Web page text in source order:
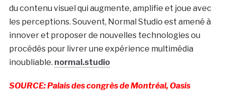
du contenu visuel qui augmente, amplifie et joue avec
les perceptions. Souvent, Normal Studio est amené à
innover et proposer de nouvelles technologies ou
procédés pour livrer une expérience multimédia
inoubliable. normal.studio
SOURCE: Palais des congrès de Montréal, Oasis